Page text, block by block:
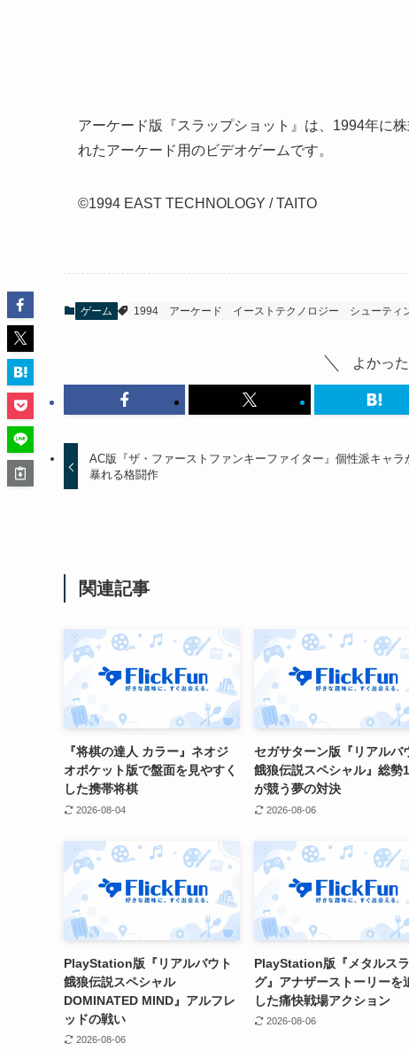
アーケード版『スラップショット』は、1994年に
れたアーケード用のビデオゲームです。
©1994 EAST TECHNOLOGY / TAITO
ゲーム 1994 アーケード イーストテクノロジー シューティ
よかっ
AC版『ザ・ファーストファンキーファイター』個性派キャラ
暴れる格闘作
関連記事
『将棋の達人 カラー』ネオジ
オポケット版で盤面を見やすく
した携帯将棋
2026-08-04
セガサターン版『リアルバ
餓狼伝説スペシャル』総勢
が競う夢の対決
2026-08-06
PlayStation版『リアルバウト
餓狼伝説スペシャル
DOMINATED MIND』アルフレ
ッドの戦い
2026-08-06
PlayStation版『メタルス
グ』アナザーストーリーを
した痛快戦場アクション
2026-08-06